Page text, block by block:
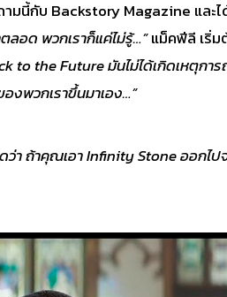
มนี้กับ Backstory Magazine และ
อด พวกเราก็แค่ไม่รู้…”แม็คฟีลี เริ่ม
to the Future มันไม่ได้เกิดเหตุก
งพวกเราขึ้นมาเอง…”
า ถ้าคุณเอา Infinity Stone ออกไป